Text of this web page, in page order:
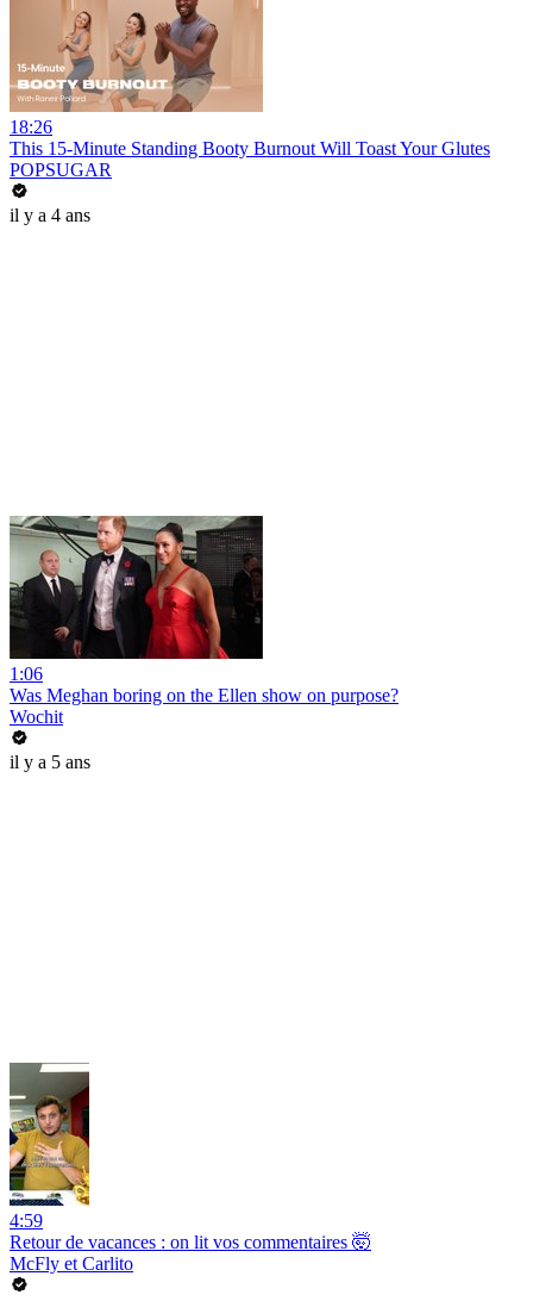
18:26
This 15-Minute Standing Booty Burnout Will Toast Your Glutes
POPSUGAR
il y a 4 ans
1:06
Was Meghan boring on the Ellen show on purpose?
Wochit
il y a 5 ans
4:59
Retour de vacances : on lit vos commentaires 🤯
McFly et Carlito